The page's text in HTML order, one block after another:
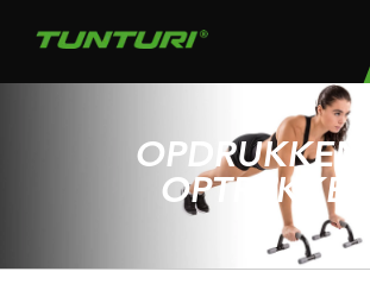
OPDRUKKEN
OPTREKKEN